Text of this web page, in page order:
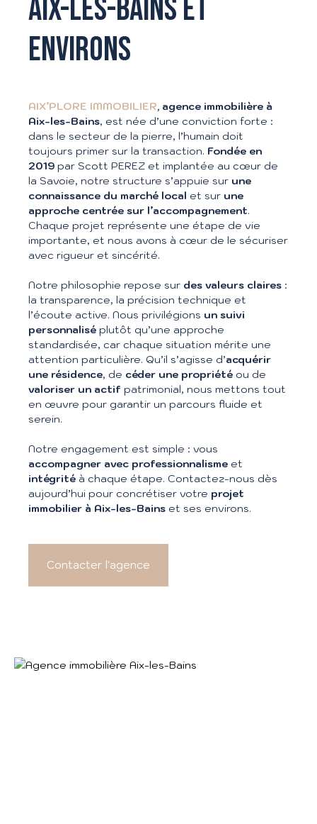
AIX-LES-BAINS ET
ENVIRONS
AIX’PLORE IMMOBILIER, agence immobilière à
Aix-les-Bains, est née d’une conviction forte :
dans le secteur de la pierre, l’humain doit
toujours primer sur la transaction. Fondée en
2019 par Scott PEREZ et implantée au cœur de
la Savoie, notre structure s’appuie sur une
connaissance du marché local et sur une
approche centrée sur l’accompagnement.
Chaque projet représente une étape de vie
importante, et nous avons à cœur de le sécuriser
avec rigueur et sincérité.
Notre philosophie repose sur des valeurs claires :
la transparence, la précision technique et
l’écoute active. Nous privilégions un suivi
personnalisé plutôt qu’une approche
standardisée, car chaque situation mérite une
attention particulière. Qu’il s’agisse d’acquérir
une résidence, de céder une propriété ou de
valoriser un actif patrimonial, nous mettons tout
en œuvre pour garantir un parcours fluide et
serein.
Notre engagement est simple : vous
accompagner avec professionnalisme et
intégrité à chaque étape. Contactez-nous dès
aujourd’hui pour concrétiser votre projet
immobilier à Aix-les-Bains et ses environs.
Contacter l'agence